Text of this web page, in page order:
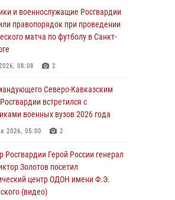
обсудили вопросы
2026, 08:00 2
Росгвардии,
переданы специальные
2026, 07:53 4
области задержаны
в коммерческом подкупе
2026, 07:51
и военнослужащие Росгвардии
правопорядок при проведении
матча по футболу в Санкт-
08:08 2
Северо-Кавказским
встретился с
военных вузов 2026 года
2026, 05:00 2
Росгвардии Герой России генерал
Золотов посетил
центр ОДОН имени Ф.Э.
(видео)